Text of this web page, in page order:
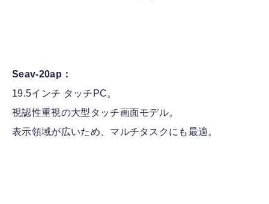
Seav-20ap：
19.5インチ タッチPC。
視認性重視の大型タッチ画面モデル。
表示領域が広いため、マルチタスクにも最適。